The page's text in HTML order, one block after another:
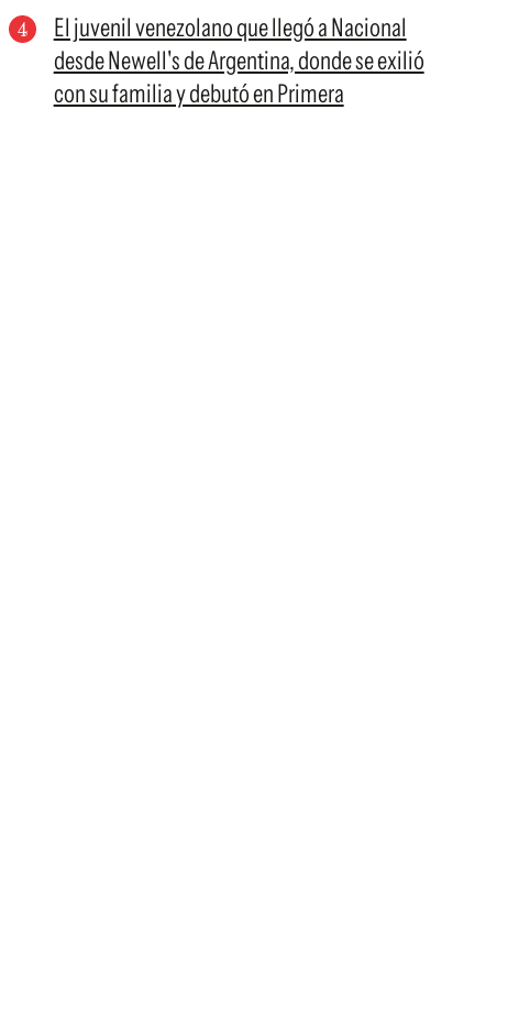
El juvenil venezolano que llegó a Nacional
desde Newell's de Argentina, donde se exilió
con su familia y debutó en Primera